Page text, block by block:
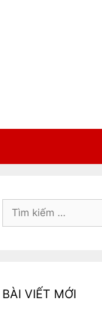
Tìm
BÀI VIẾT MỚI